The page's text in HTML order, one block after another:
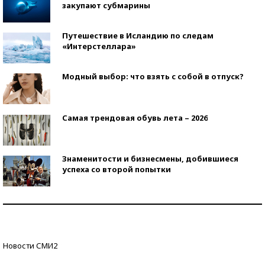
закупают субмарины
Путешествие в Исландию по следам
«Интерстеллара»
Модный выбор: что взять с собой в отпуск?
Самая трендовая обувь лета – 2026
Знаменитости и бизнесмены, добившиеся
успеха со второй попытки
Новости СМИ2